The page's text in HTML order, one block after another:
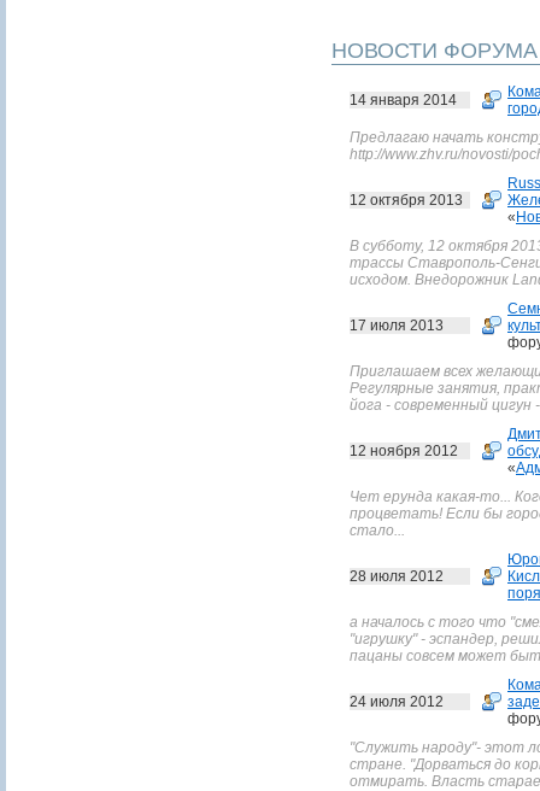
НОВОСТИ ФОРУМА
14 января 2014
Предлагаю начать
http://www.zhv.ru/novosti/
12 октября 2013
«
В субботу, 12 октября
трассы Ставрополь-
исходом. Внедорожник
17 июля 2013
Приглашаем всех
Регулярные занятия,
йога - современный цигун
12 ноября 2012
«
Чет ерунда какая-то...
процветать! Если бы
стало...
28 июля 2012
а началось с того что
"игрушку" - эспандер,
пацаны совсем может
24 июля 2012
"Служить народу"- этот
стране. "Дорваться до
отмирать. Власть